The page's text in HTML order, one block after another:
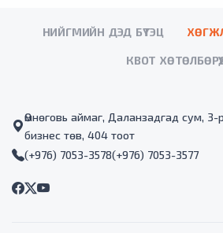
НИЙГМИЙН ДЭД БҮТЭЦ
КВОТ
Өмнөговь аймаг, Даланзадгад сум,
бизнес төв, 404 тоот
(+976) 7053-3578(+976) 7053-3577